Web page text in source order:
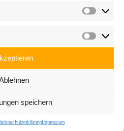
speichern
Impressum